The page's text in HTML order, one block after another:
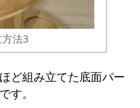
法3
ど組み立てた底面パー
す。